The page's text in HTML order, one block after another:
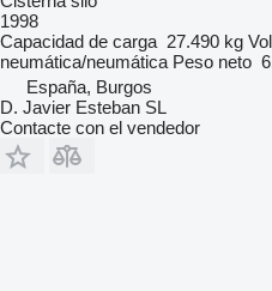
1998
Capacidad de carga 27.490 kg
neumática/neumática Peso neto
España, Burgos
D. Javier Esteban SL
Contacte con el vendedor